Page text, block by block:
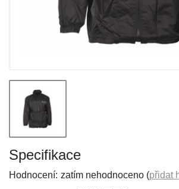
Specifikace
Hodnocení: zatím nehodnoceno (přidat